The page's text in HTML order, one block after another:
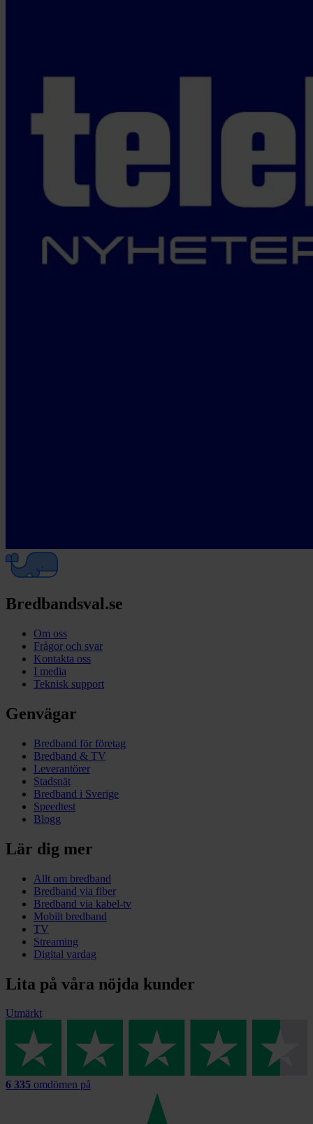
Bredbandsval.se
Om oss
Frågor och svar
Kontakta oss
I media
Teknisk support
Genvägar
Bredband för företag
Bredband & TV
Leverantörer
Stadsnät
Bredband i Sverige
Speedtest
Blogg
Lär dig mer
Allt om bredband
Bredband via fiber
Bredband via kabel-tv
Mobilt bredband
TV
Streaming
Digital vardag
Lita på våra nöjda kunder
Utmärkt
6 335 omdömen på